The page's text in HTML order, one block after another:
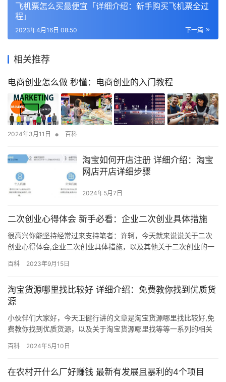
飞机票怎么买最便宜「详细介绍：新手购买飞机票全过
程」
下一篇
2023年4月16日 08:50
相关推荐
电商创业怎么做 秒懂：电商创业的入门教程
2024年3月11日 • 百科
淘宝如何开店注册 详细介绍：淘宝
网店开店详细步骤
2024年5月7日
二次创业心得体会 新手必看：企业二次创业具体措施
很高兴你能坚持经常过来支持笔者：许轲，今天就来说说关于二次
创业心得体会,企业二次创业具体措施，以及其他关于二次创业的一
是经过一系列总结过的哈！ 对于已经初步成功、甚至引领行业的创
此采访了中国营销技术平台领导企业爱点击iClick。 这家创立于2…
百科 2023年9月15日
淘宝货源哪里找比较好 详细介绍：免费教你找到优质货
源
小伙伴们大家好，今天卫健行讲的文章是淘宝货源哪里找比较好,免
费教你找到优质货源，以及关于淘宝货源哪里找等等一系列的相关
面，阅读完你一定能有所收获！ 关键词：货源 适用行业：所有类目
最大的网上采购批发平台为阿里巴巴。阿里巴巴有非常多的货…
百科 2024年5月10日
在农村开什么厂好赚钱 最新有发展且暴利的4个项目